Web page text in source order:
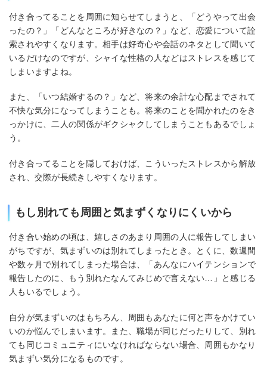
付き合ってることを周囲に知らせてしまうと、「どうやって出会
ったの？」「どんなところが好きなの？」など、恋愛について詮
索されやすくなります。相手は好奇心や会話のネタとして聞いて
いるだけなのですが、シャイな性格の人などはストレスを感じて
しまいますよね。
また、「いつ結婚するの？」など、将来の余計な心配までされて
不快な気分になってしまうことも。将来のことを聞かれたのをき
っかけに、二人の関係がギクシャクしてしまうこともあるでしょ
う。
付き合ってることを隠しておけば、こういったストレスから解放
され、交際が長続きしやすくなります。
もし別れても周囲と気まずくなりにくいから
付き合い始めの頃は、嬉しさのあまり周囲の人に報告してしまい
がちですが、気まずいのは別れてしまったとき。とくに、数週間
や数ヶ月で別れてしまった場合は、「あんなにハイテンションで
報告したのに、もう別れたなんてみじめで言えない…」と感じる
人もいるでしょう。
自分が気まずいのはもちろん、周囲もあなたに何と声をかけてい
いのか悩んでしまいます。また、職場が同じだったりして、別れ
ても同じコミュニティにいなければならない場合、周囲もかなり
気まずい気分になるものです。